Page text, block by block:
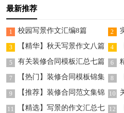
最新推荐
1 校园写景作文汇编8篇 2
篇
3 【精华】秋天写景作文八篇 4
篇
5 有关装修合同模板汇总七篇 6
篇
7
【热门】装修合同模板锦集
五篇
8
十篇
9
【推荐】装修合同范文集锦
9篇
10
11
【精选】写景的作文汇总七
12